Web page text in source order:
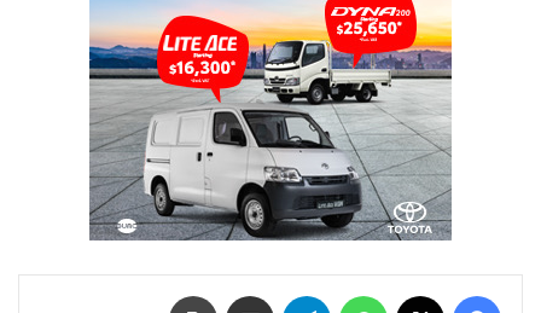
فيسبوك واتساب تيلقرام مشاركة عبر البريد